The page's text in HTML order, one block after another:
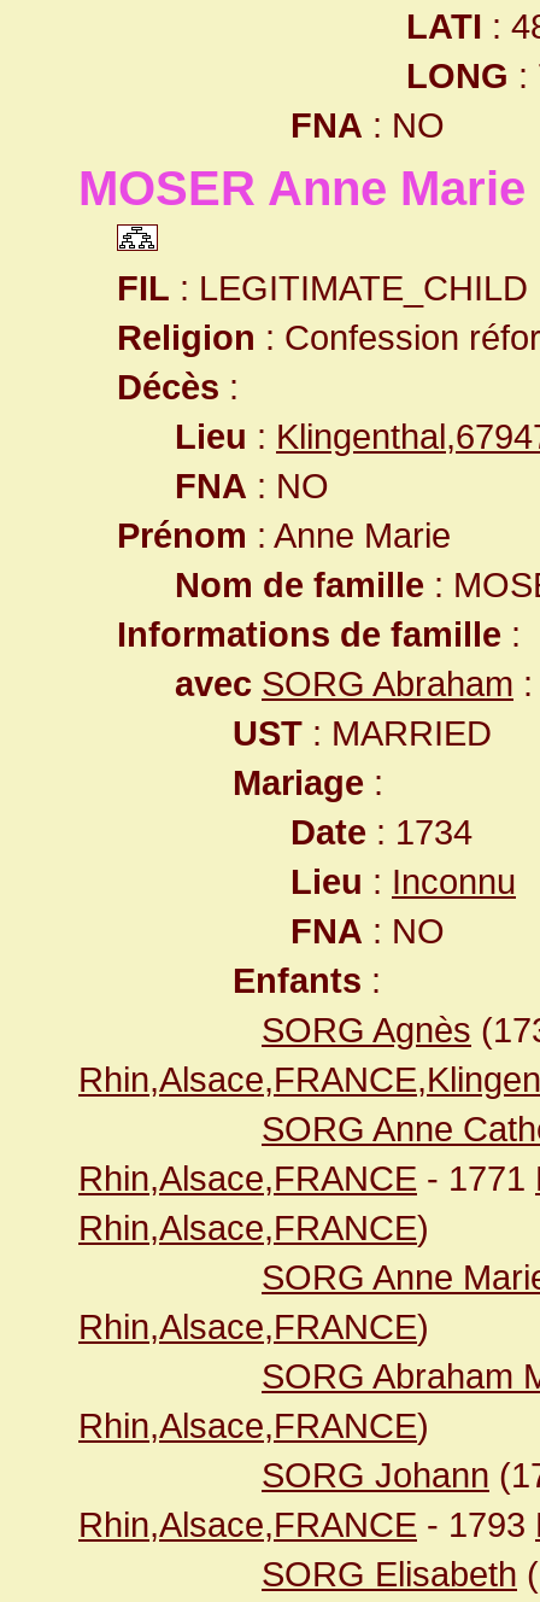
LATI :
LONG :
FNA : NO
MOSER Anne Marie
FIL : LEGITIMATE_CHILD
Religion : Confession
Décès :
Lieu :
FNA : NO
Prénom : Anne Marie
Nom de famille :
Informations de famille :
avec SORG Abraham :
UST : MARRIED
Mariage :
Date : 1734
Lieu : Inconnu
FNA : NO
Enfants :
SORG Agnès
SORG Anne
Rhin,Alsace,FRANCE - 1771
Rhin,Alsace,FRANCE)
SORG Anne
Rhin,Alsace,FRANCE)
SORG Abraham
Rhin,Alsace,FRANCE)
SORG Johann
Rhin,Alsace,FRANCE - 1793
SORG Elisabeth